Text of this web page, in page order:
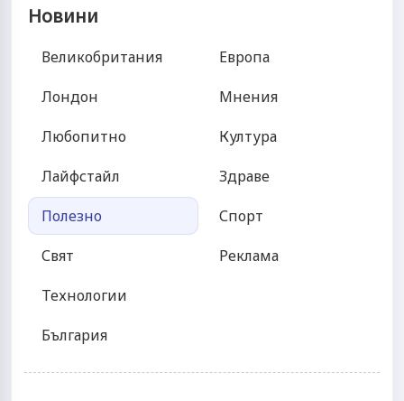
Новини
Великобритания
Лондон
Любопитно
Лайфстайл
Полезно
Свят
Технологии
България
Европа
Мнения
Култура
Здраве
Спорт
Реклама